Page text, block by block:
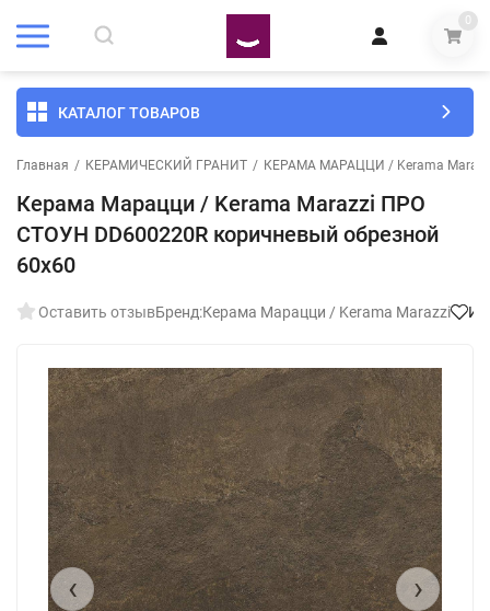
0
КАТАЛОГ ТОВАРОВ
Главная / КЕРАМИЧЕСКИЙ ГРАНИТ / КЕРАМА МАРАЦЦИ / Kerama
Керама Марацци / Kerama Marazzi ПРО
СТОУН DD600220R коричневый обрезной
60x60
Оставить отзывБренд:Керама Марацци / Kerama Marazzi
‹ ›